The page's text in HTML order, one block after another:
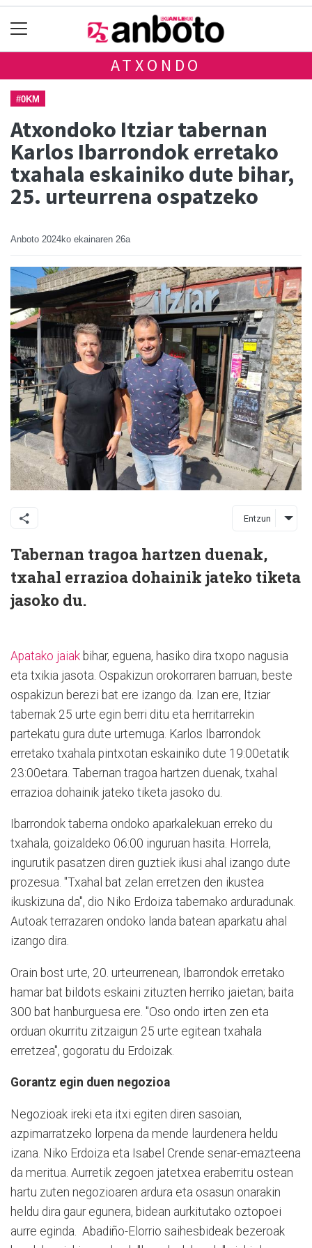
ATXONDO
#0KM
Atxondoko Itziar tabernan
Karlos Ibarrondok erretako
txahala eskainiko dute bihar,
25. urteurrena ospatzeko
Anboto 2024ko ekainaren 26a
Entzun
Tabernan tragoa hartzen duenak,
txahal errazioa dohainik jateko tiketa
jasoko du.
Apatako jaiak bihar, eguena, hasiko dira txopo nagusia
eta txikia jasota. Ospakizun orokorraren barruan, beste
ospakizun berezi bat ere izango da. Izan ere, Itziar
tabernak 25 urte egin berri ditu eta herritarrekin
partekatu gura dute urtemuga. Karlos Ibarrondok
erretako txahala pintxotan eskainiko dute 19:00etatik
23:00etara. Tabernan tragoa hartzen duenak, txahal
errazioa dohainik jateko tiketa jasoko du.
Ibarrondok taberna ondoko aparkalekuan erreko du
txahala, goizaldeko 06:00 inguruan hasita. Horrela,
ingurutik pasatzen diren guztiek ikusi ahal izango dute
prozesua. "Txahal bat zelan erretzen den ikustea
ikuskizuna da", dio Niko Erdoiza tabernako arduradunak.
Autoak terrazaren ondoko landa batean aparkatu ahal
izango dira.
Orain bost urte, 20. urteurrenean, Ibarrondok erretako
hamar bat bildots eskaini zituzten herriko jaietan; baita
300 bat hanburguesa ere. "Oso ondo irten zen eta
orduan okurritu zitzaigun 25 urte egitean txahala
erretzea", gogoratu du Erdoizak.
Gorantz egin duen negozioa
Negozioak ireki eta itxi egiten diren sasoian,
azpimarratzeko lorpena da mende laurdenera heldu
izana. Niko Erdoiza eta Isabel Crende senar-emazteena
da meritua. Aurretik zegoen jatetxea eraberritu ostean
hartu zuten negozioaren ardura eta osasun onarakin
heldu dira gaur egunera, bidean aurkitutako oztopoei
aurre eginda. Abadiño-Elorrio saihesbideak bezeroak